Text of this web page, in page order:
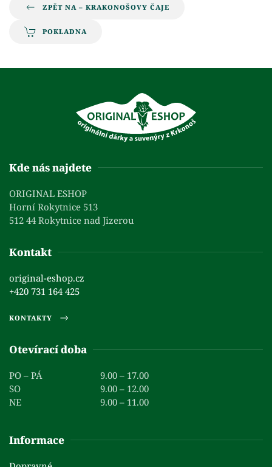
ZPĚT NA – KRAKONOŠOVY ČAJE
POKLADNA
Kde nás najdete
ORIGINAL ESHOP
Horní Rokytnice 513
512 44 Rokytnice nad Jizerou
Kontakt
original-eshop.cz
+420 731 164 425
KONTAKTY
Otevírací doba
PO – PÁ
9.00 – 17.00
SO
9.00 – 12.00
NE
9.00 – 11.00
Informace